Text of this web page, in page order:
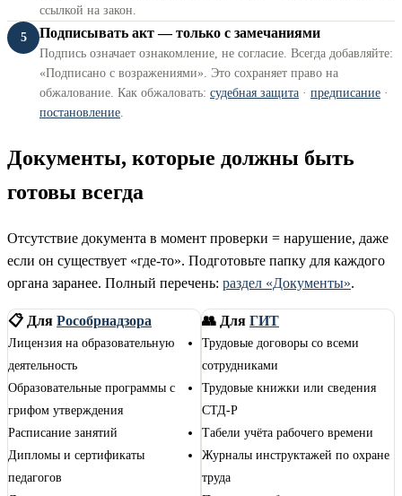
ссылкой на закон.
5
Подписывать акт — только с замечаниями
Подпись означает ознакомление, не согласие. Всегда добавляйте:
«Подписано с возражениями». Это сохраняет право на
обжалование. Как обжаловать: судебная защита · предписание ·
постановление
Документы, которые должны быть
готовы всегда
Отсутствие документа в момент проверки = нарушение, даже
если он существует «где-то». Подготовьте папку для каждого
органа заранее. Полный перечень: раздел «Документы».
📋 Для Рособрнадзора
Лицензия на образовательную
деятельность
Образовательные программы с
грифом утверждения
Расписание занятий
Дипломы и сертификаты
педагогов
👥 Для ГИТ
Трудовые договоры со всеми
сотрудниками
Трудовые книжки или сведения
СТД-Р
Табели учёта рабочего времени
Журналы инструктажей по охране
труда